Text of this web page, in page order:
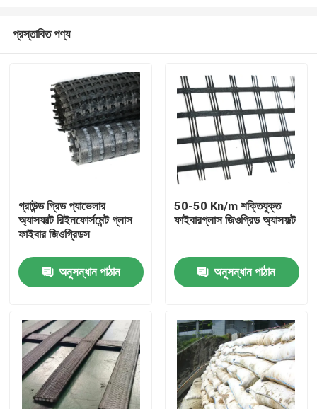
বাড়ি
পণ্য
ভিডিও
প্রস্তাবিত পণ্য
গ্রাউন্ড গ্রিড প্যাভেলার
অ্যাসফাল্ট রিইনফোর্সমেন্ট গ্লাস
ফাইবার জিওগ্রিডস
অনুসন্ধান পাঠান
50-50 Kn/m শক্তিযুক্ত
ফাইবারগ্লাস জিওগ্রিড অ্যাসফল্ট
অনুসন্ধান পাঠান